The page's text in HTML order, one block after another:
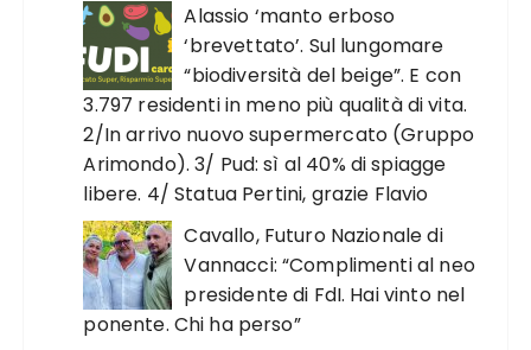
Alassio ‘manto erboso
‘brevettato’. Sul lungomare
“biodiversità del beige”. E con
3.797 residenti in meno più qualità di vita.
2/In arrivo nuovo supermercato (Gruppo
Arimondo). 3/ Pud: sì al 40% di spiagge
libere. 4/ Statua Pertini, grazie Flavio
Cavallo, Futuro Nazionale di
Vannacci: “Complimenti al neo
presidente di FdI. Hai vinto nel
ponente. Chi ha perso”